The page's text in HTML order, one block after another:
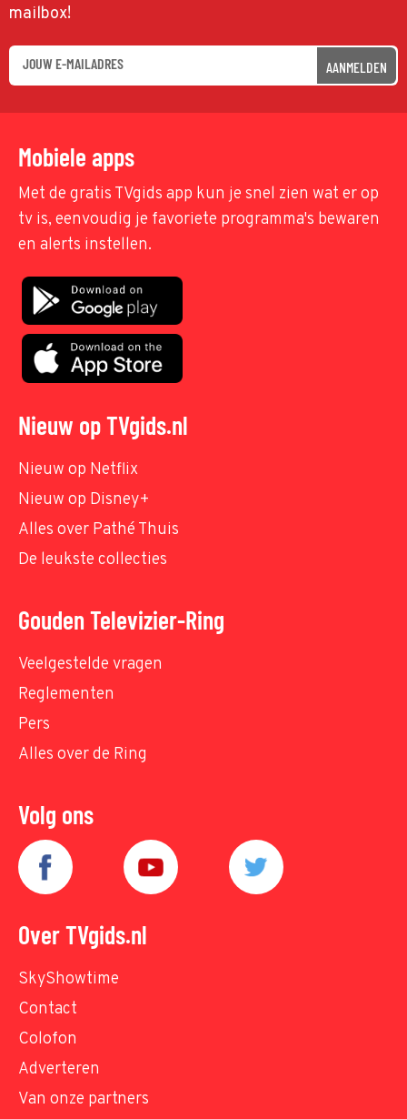
mailbox!
AANMELDEN
Mobiele apps
Met de gratis TVgids app kun je snel zien wat er op
tv is, eenvoudig je favoriete programma's bewaren
en alerts instellen.
Nieuw op TVgids.nl
Nieuw op Netflix
Nieuw op Disney+
Alles over Pathé Thuis
De leukste collecties
Gouden Televizier-Ring
Veelgestelde vragen
Reglementen
Pers
Alles over de Ring
Volg ons
Over TVgids.nl
SkyShowtime
Contact
Colofon
Adverteren
Van onze partners